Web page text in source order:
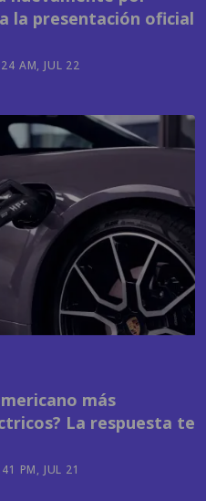
la presentación oficial
AM, JUL 22
más
La respuesta te
PM, JUL 21